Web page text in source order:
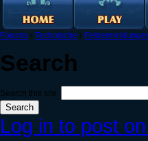
Forums › Technische ›
Search
Search this site:
Log in to post